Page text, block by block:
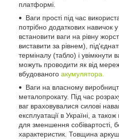
платформі.
Ваги прості під час
потрібно додаткових навичок у
встановити ваги на рівну
виставити за рівнем),
терміналу (табло) і увімкнути
можуть проводити як від
вбудованого акумулятора.
Ваги на власному
металопрокату. Під час
ваг враховувалися силові
експлуатації в Україні, а
для зменшення собівартості,
характеристик. Товщина